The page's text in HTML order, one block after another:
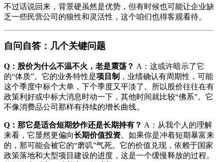
不过话说回来，背景硬虽然是优势，但有时候也可能让企业缺
乏一些民营公司的狼性和灵活性，这个咱们也得客观看待。
自问自答：几个关键问题
Q：股价为什么不温不火，老是震荡？ A：这或许暗示了它
的“体质”。它的业务特性是项目制 ，业绩确认有周期性，可能
这个季度中标个大单，下个季度又平淡了。所以股价往往在有
政策利好或中标大消息时动一下，其他时间就比较“佛系”。它
不像消费品公司那样有持续的增长曲线。
Q：那它是适合短期炒作还是长期持有？ A：从我个人的理解
来看，它显然更偏向长期价值投资。如果你是冲着短期暴富来
的，那可能会被它的“磨叽”气死。它的价值兑现，依赖于国家
政策落地和大型项目建设的进度，这是一个缓慢释放的过程。